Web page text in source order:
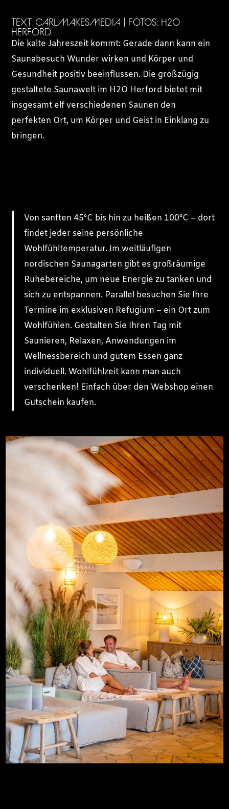
TEXT: CARLMAKESMEDIA | FOTOS: H2O
HERFORD
Die kalte Jahreszeit kommt: Gerade dann kann ein
Saunabesuch Wunder wirken und Körper und
Gesundheit positiv beeinflussen. Die großzügig
gestaltete Saunawelt im H2O Herford bietet mit
insgesamt elf verschiedenen Saunen den
perfekten Ort, um Körper und Geist in Einklang zu
bringen.
Von sanften 45°C bis hin zu heißen 100°C – dort
findet jeder seine persönliche
Wohlfühltemperatur. Im weitläufigen
nordischen Saunagarten gibt es großräumige
Ruhebereiche, um neue Energie zu tanken und
sich zu entspannen. Parallel besuchen Sie Ihre
Termine im exklusiven Refugium – ein Ort zum
Wohlfühlen. Gestalten Sie Ihren Tag mit
Saunieren, Relaxen, Anwendungen im
Wellnessbereich und gutem Essen ganz
individuell. Wohlfühlzeit kann man auch
verschenken! Einfach über den Webshop einen
Gutschein kaufen.